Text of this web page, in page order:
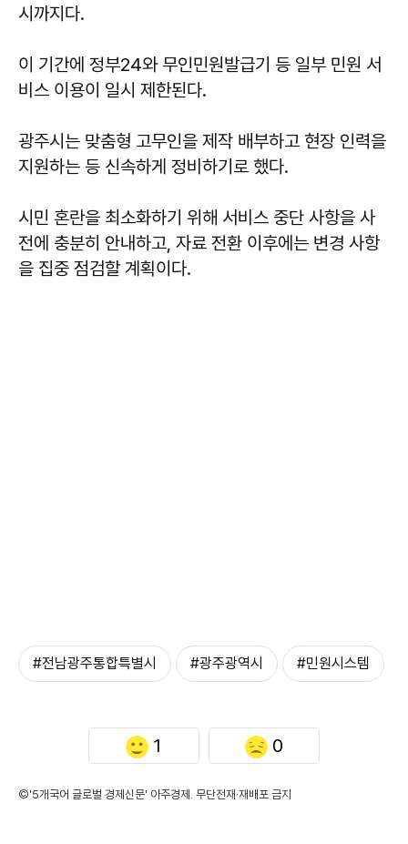
시까지다.
이 기간에 정부24와 무인민원발급기 등 일부 민원 서
비스 이용이 일시 제한된다.
광주시는 맞춤형 고무인을 제작 배부하고 현장 인력을
지원하는 등 신속하게 정비하기로 했다.
시민 혼란을 최소화하기 위해 서비스 중단 사항을 사
전에 충분히 안내하고, 자료 전환 이후에는 변경 사항
을 집중 점검할 계획이다.
#전남광주통합특별시 #광주광역시 #민원시스템
1 0
©'5개국어 글로벌 경제신문' 아주경제. 무단전재·재배포 금지